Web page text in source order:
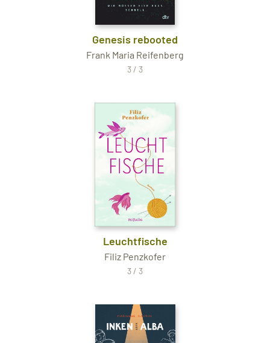
Genesis rebooted
Frank Maria Reifenberg
3 / 3
Leuchtfische
Filiz Penzkofer
3 / 3